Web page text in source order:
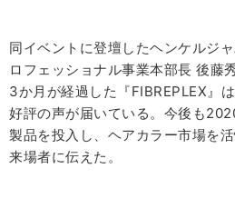
同イベントに登壇したヘンケルジ
ロフェッショナル事業本部長 後藤
3か月が経過した『FIBREPLEX』
好評の声が届いている。今後も
製品を投入し、ヘアカラー市場を
来場者に伝えた。